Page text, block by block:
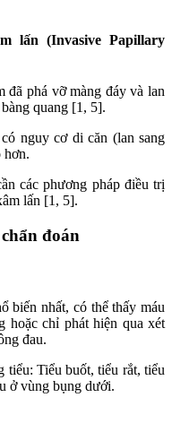
lấn (Invasive Papillary
đã phá vỡ màng đáy và lan
quang [1, 5].
nguy cơ di căn (lan sang
hơn.
các phương pháp điều trị
lấn [1, 5].
đoán
biến nhất, có thể thấy máu
hoặc chỉ phát hiện qua xét
đau.
tiểu: Tiểu buốt, tiểu rắt, tiểu
ở vùng bụng dưới.